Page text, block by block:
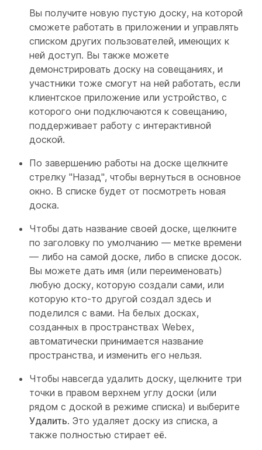
Вы получите новую пустую доску, на которой
сможете работать в приложении и управлять
списком других пользователей, имеющих к
ней доступ. Вы также можете
демонстрировать доску на совещаниях, и
участники тоже смогут на ней работать, если
клиентское приложение или устройство, с
которого они подключаются к совещанию,
поддерживает работу с интерактивной
доской.
По завершению работы на доске щелкните
стрелку "Назад", чтобы вернуться в основное
окно. В списке будет от посмотреть новая
доска.
Чтобы дать название своей доске, щелкните
по заголовку по умолчанию — метке времени
— либо на самой доске, либо в списке досок.
Вы можете дать имя (или переименовать)
любую доску, которую создали сами, или
которую кто-то другой создал здесь и
поделился с вами. На белых досках,
созданных в пространствах Webex,
автоматически принимается название
пространства, и изменить его нельзя.
Чтобы навсегда удалить доску, щелкните три
точки в правом верхнем углу доски (или
рядом с доской в режиме списка) и выберите
Удалить. Это удаляет доску из списка, а
также полностью стирает её.